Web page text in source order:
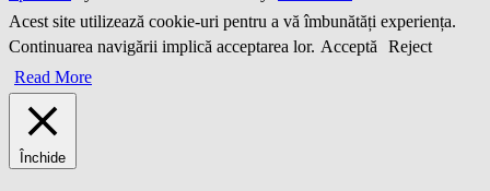
Acest site utilizează cookie-uri pentru a vă îmbunătăți experiența.
Continuarea navigării implică acceptarea lor. Acceptă
Reject
Read More
Închide